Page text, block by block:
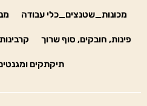
מכונות_שטנצים_כלי עבודה
פינות, חובקים, סוף שרוך
תיקתקים